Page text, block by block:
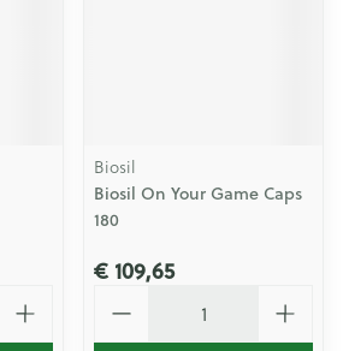
Biosil
Biosil On Your Game Caps
180
€ 109,65